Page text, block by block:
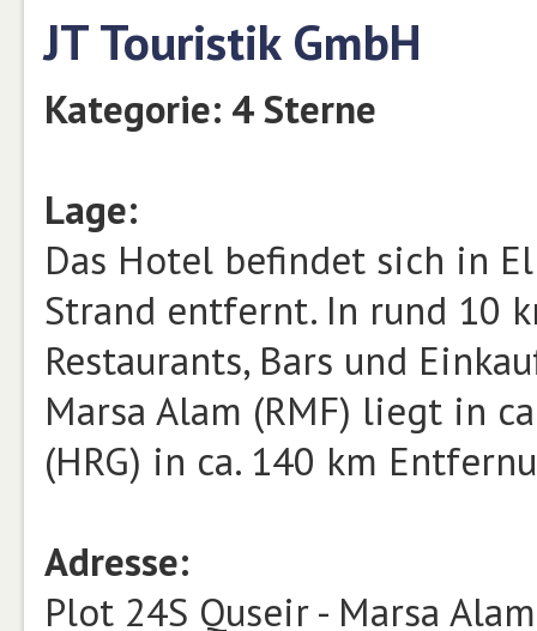
JT Touristik GmbH
Kategorie: 4 Sterne
Lage:
Das Hotel befindet sich in
Strand entfernt. In rund 10
Restaurants, Bars und
Marsa Alam (RMF) liegt in
(HRG) in ca. 140 km
Adresse:
Plot 24S Quseir - Marsa